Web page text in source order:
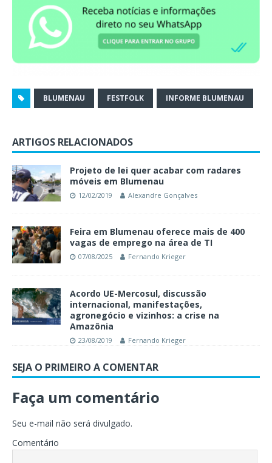
BLUMENAU FESTFOLK INFORME BLUMENAU
ARTIGOS RELACIONADOS
Projeto de lei quer acabar com radares
móveis em Blumenau
12/02/2019 Alexandre Gonçalves
Feira em Blumenau oferece mais de 400
vagas de emprego na área de TI
07/08/2025 Fernando Krieger
Acordo UE-Mercosul, discussão
internacional, manifestações,
agronegócio e vizinhos: a crise na
Amazônia
23/08/2019 Fernando Krieger
SEJA O PRIMEIRO A COMENTAR
Faça um comentário
Seu e-mail não será divulgado.
Comentário